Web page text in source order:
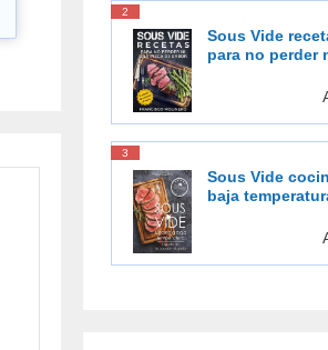
2
Sous Vide
para no perder
placer de
3
Sous Vide
baja